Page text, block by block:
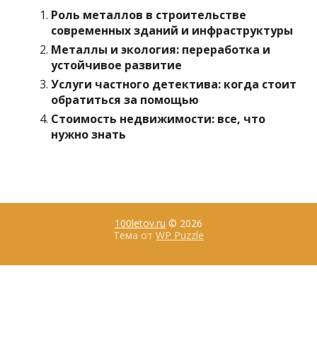
Роль металлов в строительстве
современных зданий и инфраструктуры
Металлы и экология: переработка и
устойчивое развитие
Услуги частного детектива: когда стоит
обратиться за помощью
Стоимость недвижимости: все, что
нужно знать
100letov.ru © 2026
Тема от WP Puzzle